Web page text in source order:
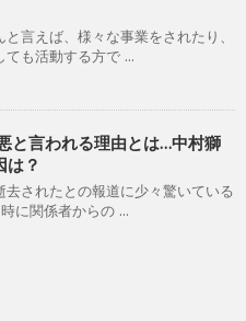
言えば、様々な事業をされたり、
ても活動する方で ...
と言われる理由とは…中村獅
は？
去されたとの報道に少々驚いている
に関係者からの ...